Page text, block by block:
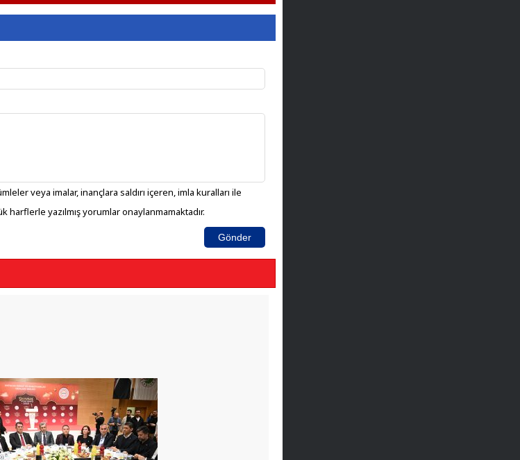
veya imalar, inançlara saldırı içeren, imla kuralları ile
harflerle yazılmış yorumlar onaylanmamaktadır.
Gönder